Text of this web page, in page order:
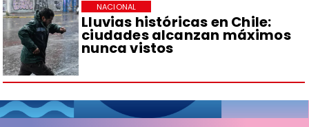
Lluvias históricas en Chile:
ciudades alcanzan máximos
nunca vistos
NACIONAL